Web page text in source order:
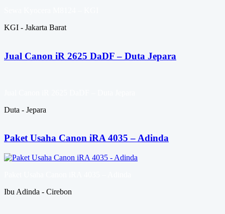
KGI - Jakarta Barat
Jual Canon iR 2625 DaDF – Duta Jepara
Duta - Jepara
Paket Usaha Canon iRA 4035 – Adinda
Ibu Adinda - Cirebon